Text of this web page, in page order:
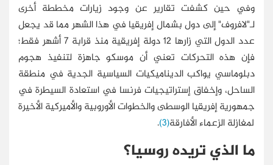
وفي حين كشفت تقارير عن وجود زيارات مخططة أخرى
لـ"لافروف" إلى دول بشمال إفريقيا في هذا الشهر مما قد يجعل
عدد الدول التي زارها 12 دولة إفريقية منذ قرابة 7 أشهر فقط؛
فإن هذه التحركات تعني أن موسكو جاهزة لتنفيذ هجوم
دبلوماسي يواكب الديناميكيات السياسية الجدية في منطقة
الساحل، وإخفاق إستراتيجيات فرنسا في استعادة السيطرة في
جمهورية إفريقيا الوسطى والخطوات الأوروبية والأميركية الأخيرة
لمغازلة الزعماء الأفارقة(3)
.
ما الذي تريده روسيا؟